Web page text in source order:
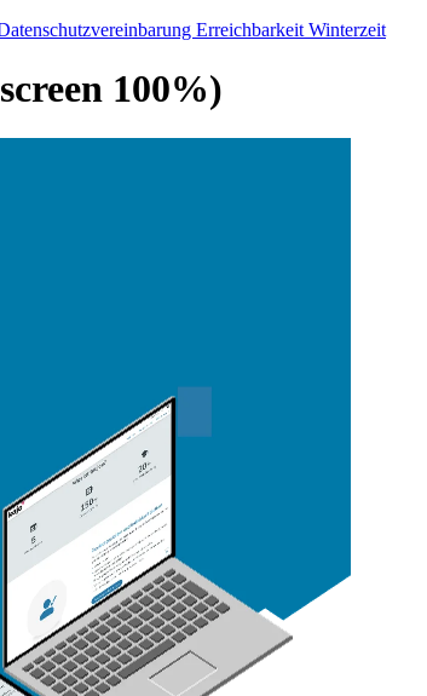
Erreichbarkeit Winterzeit
100%)